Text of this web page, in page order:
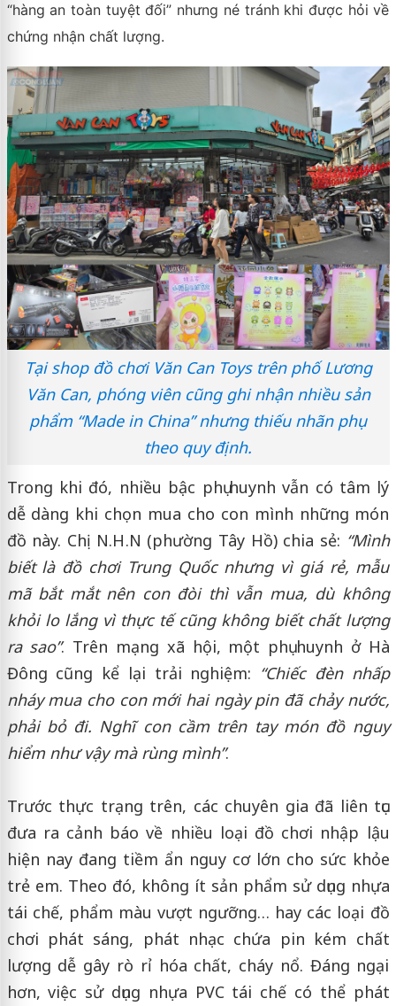
“hàng an toàn tuyệt đối” nhưng né tránh khi được hỏi về
chứng nhận chất lượng.
Tại shop đồ chơi Văn Can Toys trên phố Lương
Văn Can, phóng viên cũng ghi nhận nhiều sản
phẩm “Made in China” nhưng thiếu nhãn phụ
theo quy định.
Trong khi đó, nhiều bậc phụ huynh vẫn có tâm lý
dễ dàng khi chọn mua cho con mình những món
đồ này. Chị N.H.N (phường Tây Hồ) chia sẻ: “Mình
biết là đồ chơi Trung Quốc nhưng vì giá rẻ, mẫu
mã bắt mắt nên con đòi thì vẫn mua, dù không
khỏi lo lắng vì thực tế cũng không biết chất lượng
ra sao”. Trên mạng xã hội, một phụ huynh ở Hà
Đông cũng kể lại trải nghiệm: “Chiếc đèn nhấp
nháy mua cho con mới hai ngày pin đã chảy nước,
phải bỏ đi. Nghĩ con cầm trên tay món đồ nguy
hiểm như vậy mà rùng mình”.
Trước thực trạng trên, các chuyên gia đã liên tục
đưa ra cảnh báo về nhiều loại đồ chơi nhập lậu
hiện nay đang tiềm ẩn nguy cơ lớn cho sức khỏe
trẻ em. Theo đó, không ít sản phẩm sử dụng nhựa
tái chế, phẩm màu vượt ngưỡng… hay các loại đồ
chơi phát sáng, phát nhạc chứa pin kém chất
lượng dễ gây rò rỉ hóa chất, cháy nổ. Đáng ngại
hơn, việc sử dụng nhựa PVC tái chế có thể phát